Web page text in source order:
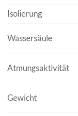
Isolierung
Wassersäule
Atmungsaktivität
Gewicht